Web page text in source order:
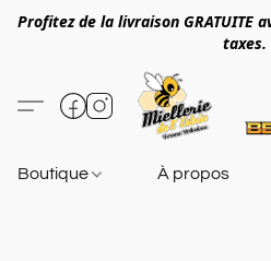
Profitez de la livraison GRATUITE
taxes.
Boutique À propos